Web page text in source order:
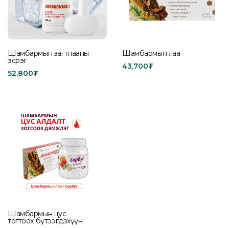
Шамбармын загтнааны
эсрэг
52,800₮
Шамбармын лаа
43,700₮
Шамбармын цус
тогтоох бүтээгдэхүүн